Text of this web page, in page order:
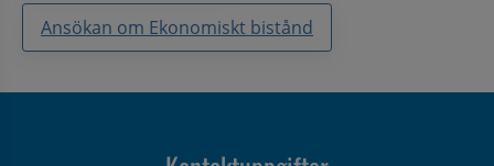
Ansökan om Ekonomiskt bistånd